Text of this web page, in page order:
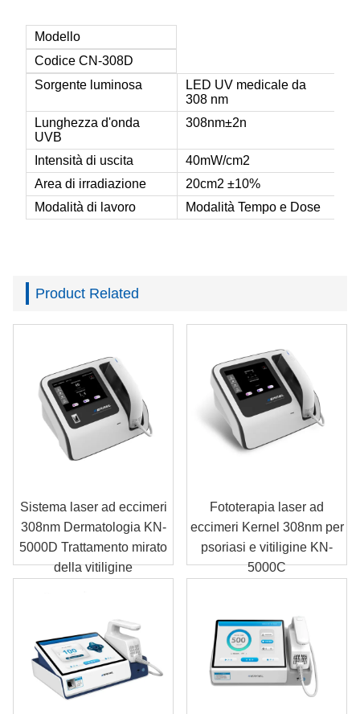
Modello
Codice CN-308D
Sorgente luminosa
LED UV medicale da
308 nm
Lunghezza d'onda
UVB
308nm±2n
Intensità di uscita
40mW/cm2
Area di irradiazione
20cm2 ±10%
Modalità di lavoro
Modalità Tempo e Dose
Product Related
Sistema laser ad eccimeri
308nm Dermatologia KN-
5000D Trattamento mirato
della vitiligine
Fototerapia laser ad
eccimeri Kernel 308nm per
psoriasi e vitiligine KN-
5000C